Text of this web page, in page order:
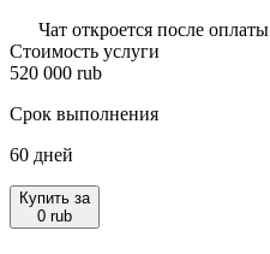
Чат откроется после оплаты
Стоимость услуги
520 000 rub
Срок выполнения
60 дней
Купить за
0 rub